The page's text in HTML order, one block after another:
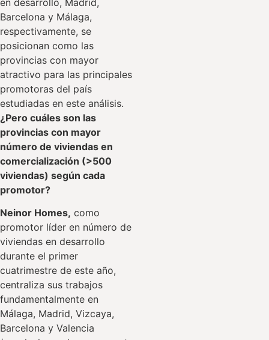
en desarrollo, Madrid,
Barcelona y Málaga,
respectivamente, se
posicionan como las
provincias con mayor
atractivo para las principales
promotoras del país
estudiadas en este análisis.
¿Pero cuáles son las
provincias con mayor
número de viviendas en
comercialización (>500
viviendas) según cada
promotor?
Neinor Homes, como
promotor líder en número de
viviendas en desarrollo
durante el primer
cuatrimestre de este año,
centraliza sus trabajos
fundamentalmente en
Málaga, Madrid, Vizcaya,
Barcelona y Valencia